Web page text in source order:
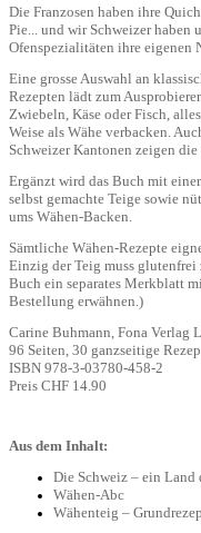
Die Franzosen haben ihre
Pie... und wir Schweizer haben
Ofenspezialitäten ihre eigenen
Eine grosse Auswahl an
Rezepten lädt zum
Zwiebeln, Käse oder Fisch,
Weise als Wähe verbacken.
Schweizer Kantonen zeigen
Ergänzt wird das Buch mit
selbst gemachte Teige sowie
ums Wähen-Backen.
Sämtliche Wähen-Rezepte
Einzig der Teig muss glutenfrei
Buch ein separates Merkblatt
Bestellung erwähnen.)
Carine Buhmann, Fona Verlag
96 Seiten, 30 ganzseitige
ISBN 978-3-03780-458-2
Preis CHF 14.90
Aus dem Inhalt:
Die Schweiz – ein Land
Wähen-Abc
Wähenteig –